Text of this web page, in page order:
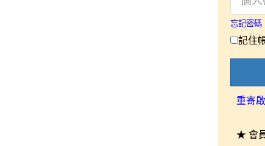
忘記密碼
記住
重寄
★ 會